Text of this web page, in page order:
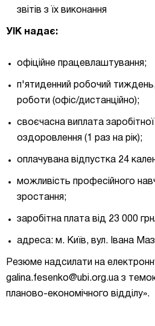
звітів з їх виконання
УІК надає:
офіційне працевлаштування;
п'ятиденний робочий
роботи (офіс/дистанційно);
своєчасна виплата
оздоровлення (1 раз на рік);
оплачувана відпустка 24
можливість професійного
зростання;
заробітна плата від 23 000
адреса: м. Київ, вул. Івана
Резюме надсилати на
galina.fesenko@ubi.org.ua з
планово-економічного відділу».